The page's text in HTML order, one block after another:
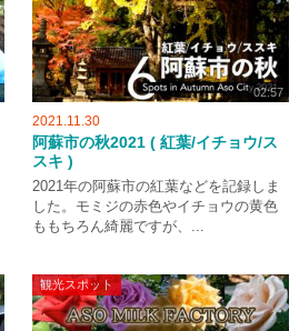
02:57
2021.11.30
阿蘇市の秋2021 ( 紅葉/イチョウ/ス
スキ )
2021年の阿蘇市の紅葉などを記録しま
した。モミジの赤色やイチョウの黄色
ももちろん綺麗ですが、...
観光スポット